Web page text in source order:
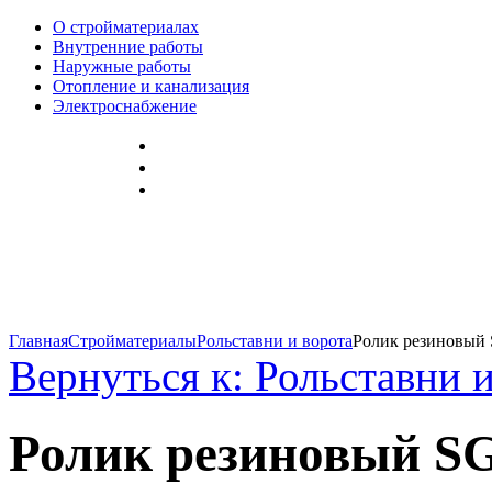
О стройматериалах
Внутренние работы
Наружные работы
Отопление и канализация
Электроснабжение
ГлавнаяСтройматериалыРольставни и воротаРолик резиновый
Вернуться к: Рольставни
Ролик резиновый